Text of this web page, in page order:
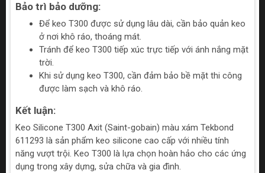
Bảo trì bảo dưỡng:
Để keo T300 được sử dụng lâu dài, cần bảo quản keo
ở nơi khô ráo, thoáng mát.
Tránh để keo T300 tiếp xúc trực tiếp với ánh nắng mặt
trời.
Khi sử dụng keo T300, cần đảm bảo bề mặt thi công
được làm sạch và khô ráo.
Kết luận:
Keo Silicone T300 Axit (Saint-gobain) màu xám Tekbond
611293 là sản phẩm keo silicone cao cấp với nhiều tính
năng vượt trội. Keo T300 là lựa chọn hoàn hảo cho các ứng
dụng trong xây dựng, sửa chữa và gia đình.